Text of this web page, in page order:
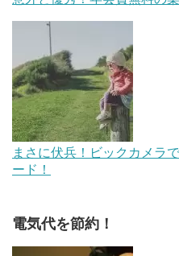
まさに伏兵！ビックカメラ
ード！
電気代を節約！